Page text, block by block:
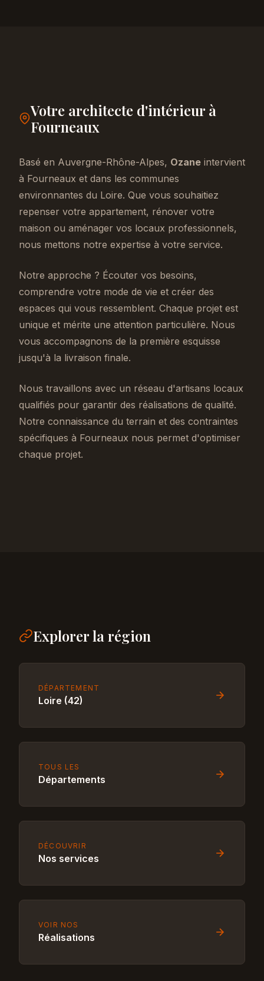
Votre architecte d'intérieur à
Fourneaux
Basé en Auvergne-Rhône-Alpes, Ozane intervient
à Fourneaux et dans les communes
environnantes du Loire. Que vous souhaitiez
repenser votre appartement, rénover votre
maison ou aménager vos locaux professionnels,
nous mettons notre expertise à votre service.
Notre approche ? Écouter vos besoins,
comprendre votre mode de vie et créer des
espaces qui vous ressemblent. Chaque projet est
unique et mérite une attention particulière. Nous
vous accompagnons de la première esquisse
jusqu'à la livraison finale.
Nous travaillons avec un réseau d'artisans locaux
qualifiés pour garantir des réalisations de qualité.
Notre connaissance du terrain et des contraintes
spécifiques à Fourneaux nous permet d'optimiser
chaque projet.
Explorer la région
DÉPARTEMENT
Loire (42)
TOUS LES
Départements
DÉCOUVRIR
Nos services
VOIR NOS
Réalisations